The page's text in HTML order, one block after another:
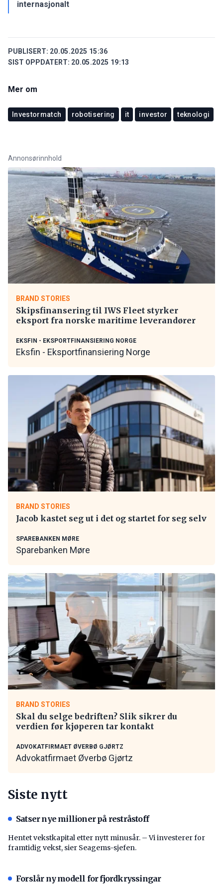
internasjonalt
PUBLISERT: 20.05.2025 15:36
SIST OPPDATERT: 20.05.2025 19:13
Mer om
Investormatch robotisering it investor teknologi
Annonsørinnhold
BRAND STORIES
Skipsfinansering til IWS Fleet styrker
eksport fra norske maritime leverandører
EKSFIN - EKSPORTFINANSIERING NORGE
Eksfin - Eksportfinansiering Norge
BRAND STORIES
Jacob kastet seg ut i det og startet for seg selv
SPAREBANKEN MØRE
Sparebanken Møre
BRAND STORIES
Skal du selge bedriften? Slik sikrer du
verdien før kjøperen tar kontakt
ADVOKATFIRMAET ØVERBØ GJØRTZ
Advokatfirmaet Øverbø Gjørtz
Siste nytt
Satser nye millioner på restråstoff
Hentet vekstkapital etter nytt minusår. – Vi investerer for
framtidig vekst, sier Seagems-sjefen.
Forslår ny modell for fjordkryssingar